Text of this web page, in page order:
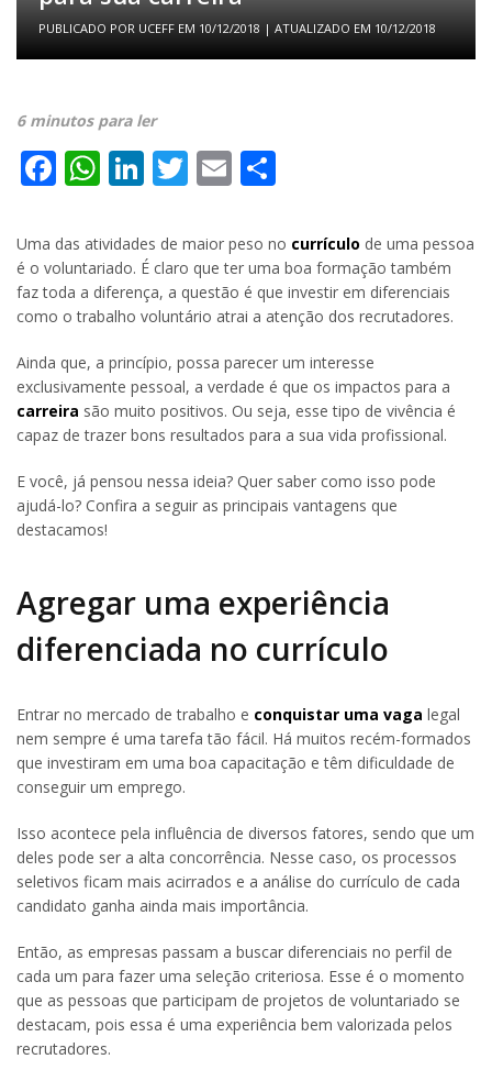
PUBLICADO POR UCEFF EM 10/12/2018 | ATUALIZADO EM 10/12/2018
6 minutos para ler
Facebook
WhatsApp
LinkedIn
Twitter
Email
Uma das atividades de maior peso no currículo de uma pessoa
é o voluntariado. É claro que ter uma boa formação também
faz toda a diferença, a questão é que investir em diferenciais
como o trabalho voluntário atrai a atenção dos recrutadores.
Ainda que, a princípio, possa parecer um interesse
exclusivamente pessoal, a verdade é que os impactos para a
carreira são muito positivos. Ou seja, esse tipo de vivência é
capaz de trazer bons resultados para a sua vida profissional.
E você, já pensou nessa ideia? Quer saber como isso pode
ajudá-lo? Confira a seguir as principais vantagens que
destacamos!
Agregar uma experiência
diferenciada no currículo
Entrar no mercado de trabalho e conquistar uma vaga legal
nem sempre é uma tarefa tão fácil. Há muitos recém-formados
que investiram em uma boa capacitação e têm dificuldade de
conseguir um emprego.
Isso acontece pela influência de diversos fatores, sendo que um
deles pode ser a alta concorrência. Nesse caso, os processos
seletivos ficam mais acirrados e a análise do currículo de cada
candidato ganha ainda mais importância.
Então, as empresas passam a buscar diferenciais no perfil de
cada um para fazer uma seleção criteriosa. Esse é o momento
que as pessoas que participam de projetos de voluntariado se
destacam, pois essa é uma experiência bem valorizada pelos
recrutadores.